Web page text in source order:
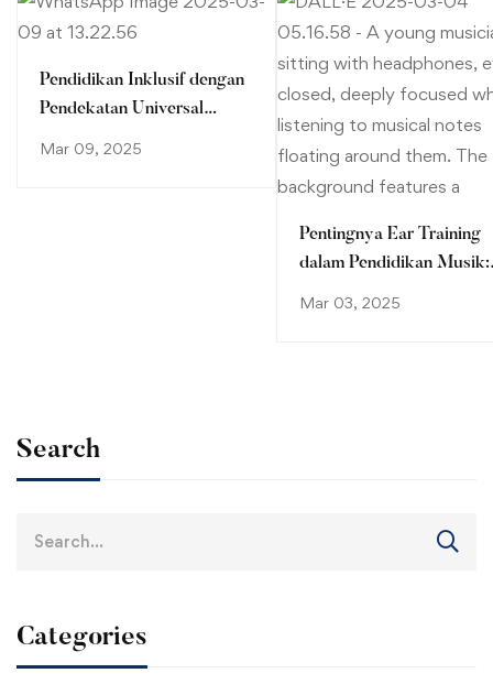
Pendidikan Inklusif dengan
Pendekatan Universal
Mar 09, 2025
Pentingnya Ear Training
dalam Pendidikan Musik:
Mar 03, 2025
Search
Categories